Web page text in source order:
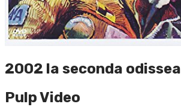
2002 la seconda odissea
Pulp Video